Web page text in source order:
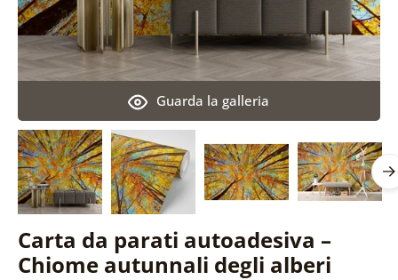
Carta da parati autoadesiva –
Chiome autunnali degli alberi
Guarda la galleria